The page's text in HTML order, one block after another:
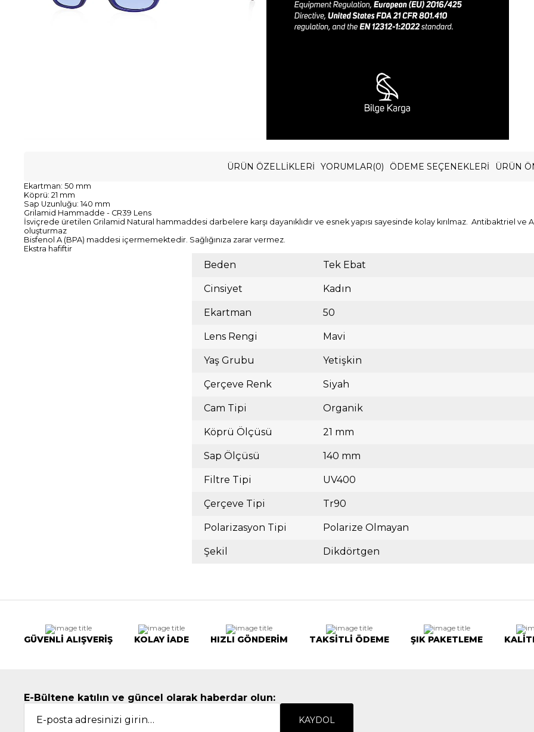
ÜRÜN ÖZELLIKLERI YORUMLAR(0) ÖDEME SEÇENEKLERI ÜRÜN
Ekartman: 50 mm
Köprü: 21 mm
Sap Uzunluğu: 140 mm
Grilamid Hammadde - CR39 Lens
İsviçrede üretilen Grilamid Natural hammaddesi darbelere karşı dayanıklıdır ve esnek yapısı sayesinde kolay kırılmaz. Antibaktriel
oluşturmaz
Bisfenol A (BPA) maddesi içermemektedir. Sağlığınıza zarar vermez.
Ekstra hafiftir
Beden Tek Ebat
Cinsiyet Kadın
Ekartman 50
Lens Rengi Mavi
Yaş Grubu Yetişkin
Çerçeve Renk Siyah
Cam Tipi Organik
Köprü Ölçüsü 21 mm
Sap Ölçüsü 140 mm
Filtre Tipi UV400
Çerçeve Tipi Tr90
Polarizasyon Tipi Polarize Olmayan
Şekil Dikdörtgen
GÜVENLİ ALIŞVERİŞ KOLAY İADE HIZLI GÖNDERİM TAKSİTLİ ÖDEME ŞIK PAKETLEME
E-Bültene katılın ve güncel olarak haberdar olun:
KAYDOL